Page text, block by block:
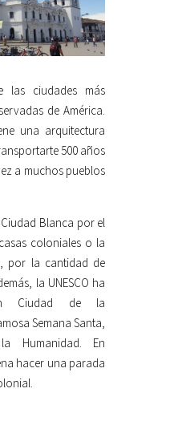
las ciudades más
de América.
una arquitectura
500 años
a muchos pueblos
Blanca por el
coloniales o la
por la cantidad de
la UNESCO ha
Ciudad de la
Semana Santa,
Humanidad. En
hacer una parada